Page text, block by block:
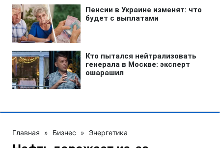
Главная » Бизнес » Энергетика